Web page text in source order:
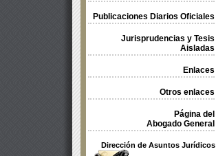
Publicaciones Diarios Oficiales
Jurisprudencias y Tesis
Aisladas
Enlaces
Otros enlaces
Página del
Abogado General
Dirección de Asuntos Jurídicos